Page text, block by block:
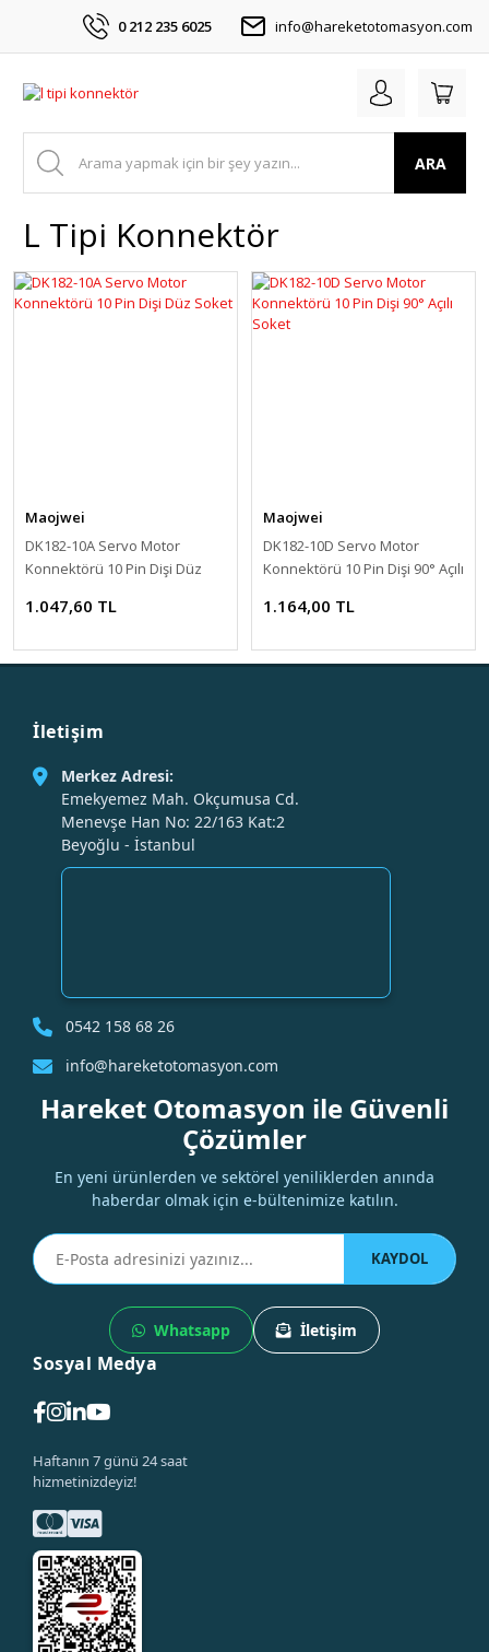
0 212 235 6025 info@hareketotomasyon.com
ARA
L Tipi Konnektör
Maojwei
DK182-10A Servo Motor
Konnektörü 10 Pin Dişi Düz
1.047,60 TL
Maojwei
DK182-10D Servo Motor
Konnektörü 10 Pin Dişi 90° Açılı
1.164,00 TL
İletişim
Merkez Adresi:
Emekyemez Mah. Okçumusa Cd.
Menevşe Han No: 22/163 Kat:2
Beyoğlu - İstanbul
0542 158 68 26
info@hareketotomasyon.com
Hareket Otomasyon ile Güvenli
Çözümler
En yeni ürünlerden ve sektörel yeniliklerden anında
haberdar olmak için e-bültenimize katılın.
KAYDOL
Whatsapp İletişim
Sosyal Medya
Haftanın 7 günü 24 saat
hizmetinizdeyiz!